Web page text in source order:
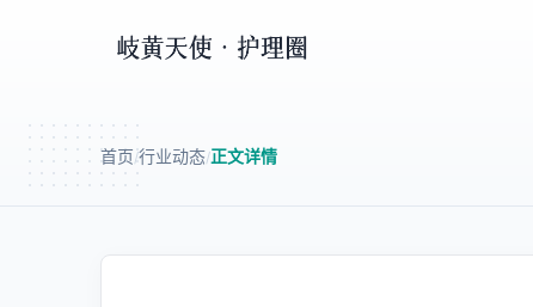
首页/行业动态/正文详情